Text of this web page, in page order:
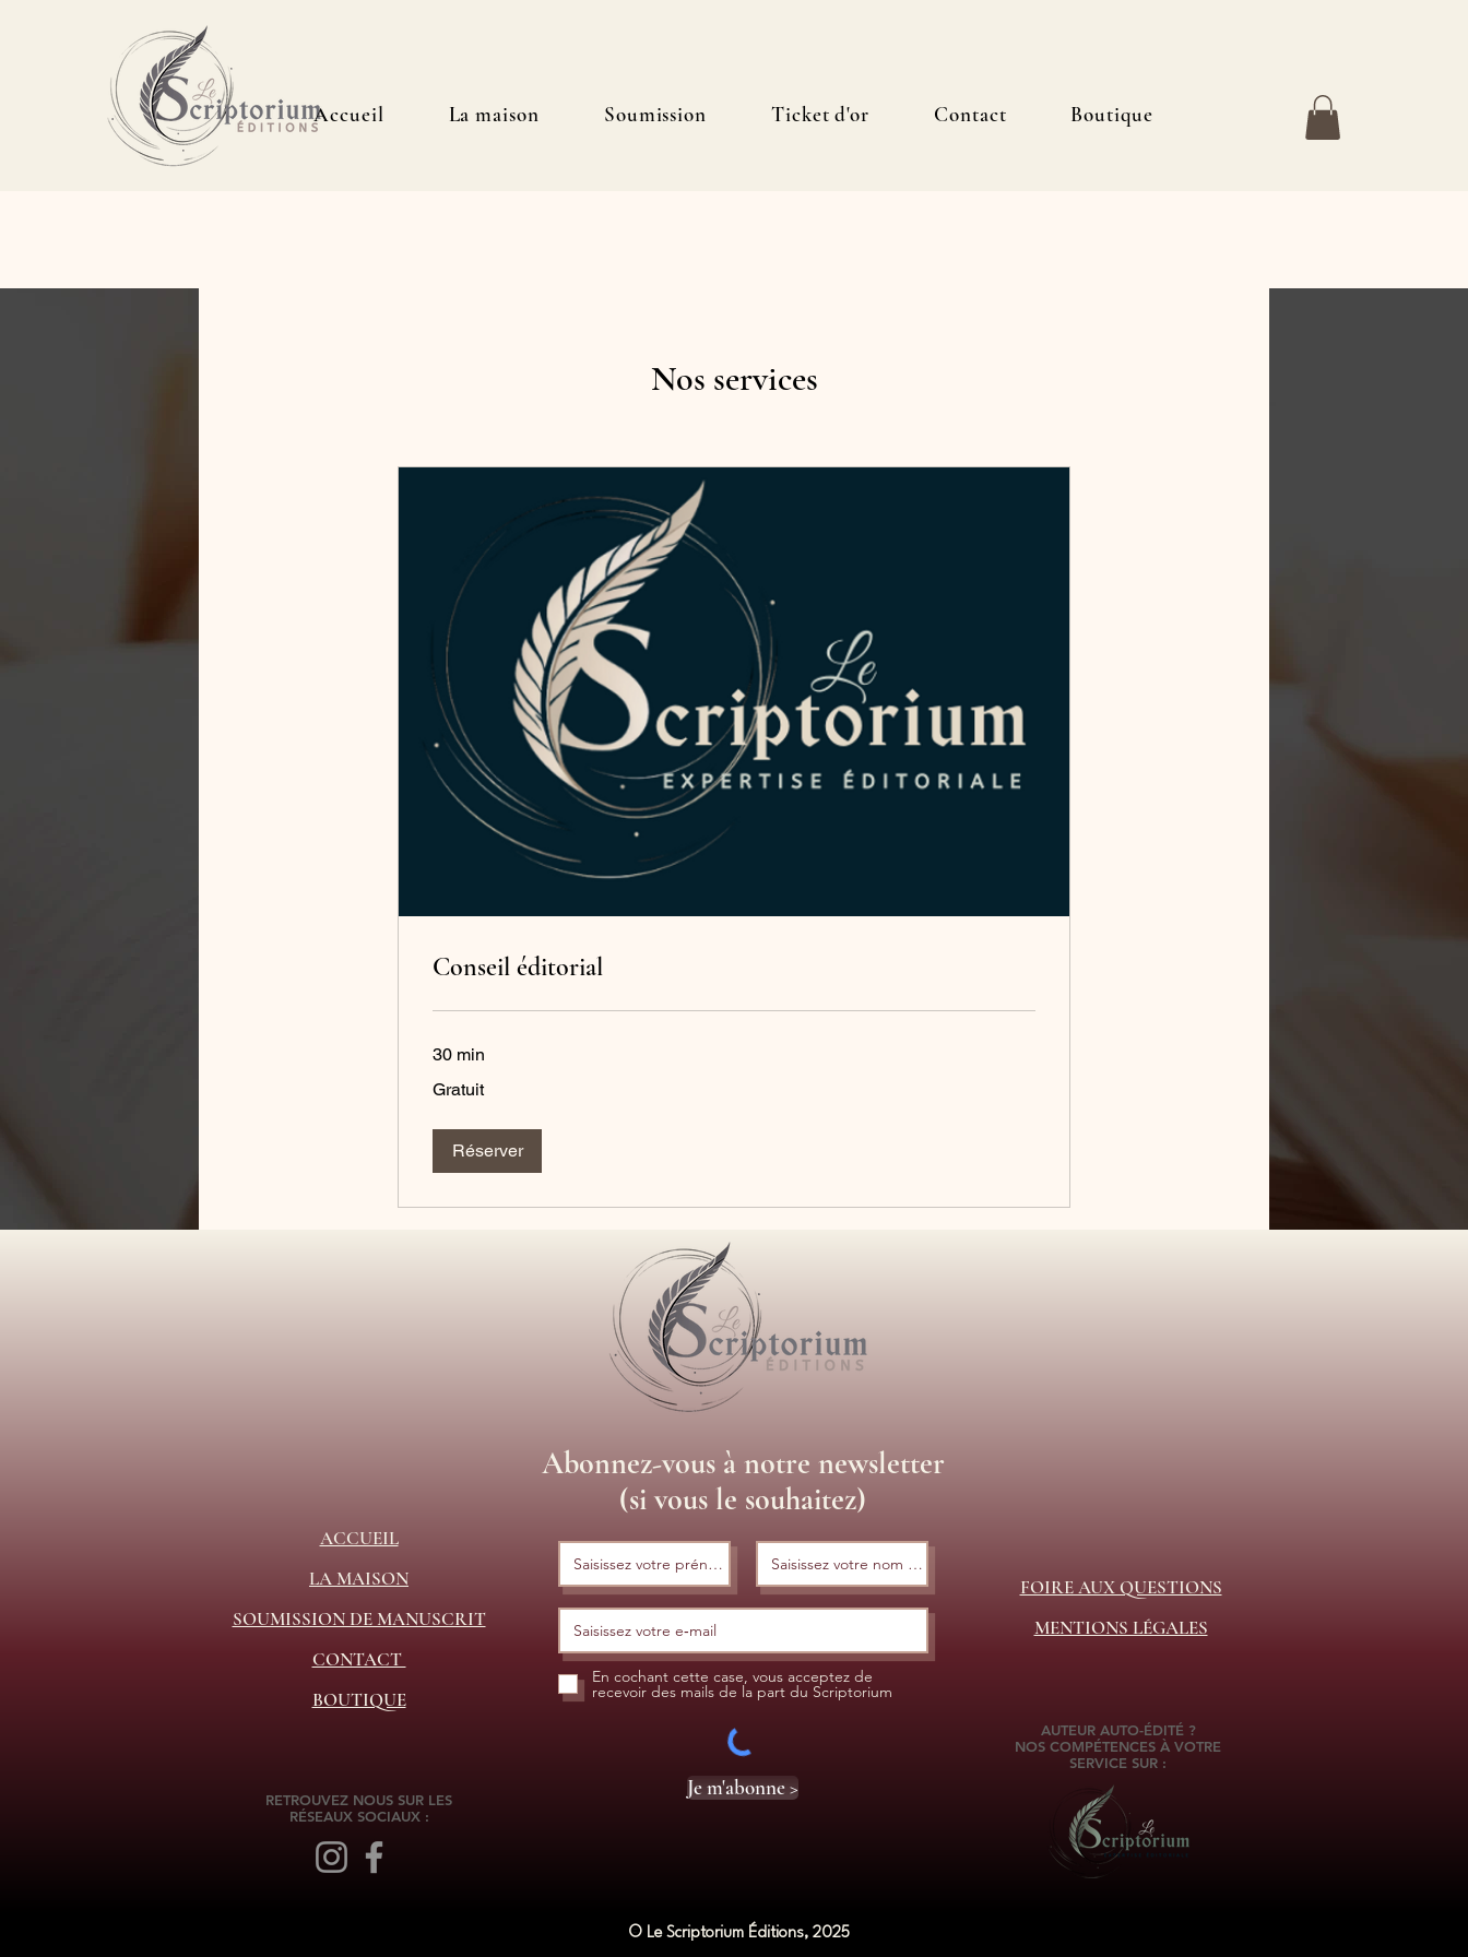
Accueil La maison Soumission Ticket d'or Contact Boutique
Nos services
Conseil éditorial
30 min
Gratuit
Réserver
Abonnez-vous à notre newsletter
(si vous le souhaitez)
ACCUEIL
LA MAISON
SOUMISSION DE MANUSCRIT
CONTACT
BOUTIQUE
RETROUVEZ NOUS SUR LES
RÉSEAUX SOCIAUX :
En cochant cette case, vous acceptez de
recevoir des mails de la part du Scriptorium
Je m'abonne >
FOIRE AUX QUESTIONS
MENTIONS LÉGALES
AUTEUR AUTO-ÉDITÉ ?
NOS COMPÉTENCES À VOTRE
SERVICE SUR :
© Le Scriptorium Éditions, 2025